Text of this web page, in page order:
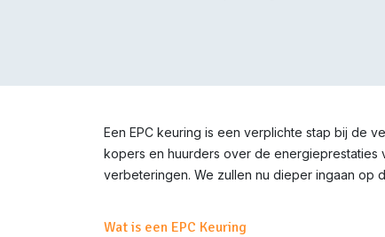
Een EPC keuring is een verplichte stap bij de
kopers en huurders over de energieprestaties
verbeteringen. We zullen nu dieper ingaan op
Wat is een EPC Keuring